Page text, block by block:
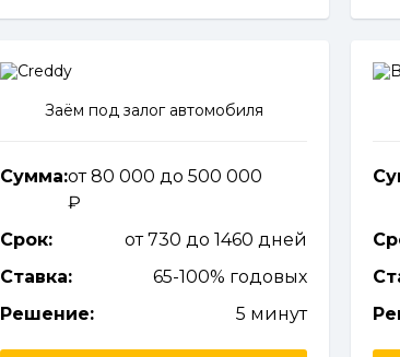
Заём под залог автомобиля
Сумма:от 80 000 до 500 000
Срок:
от 730 до 1460 дней
Ставка:
65-100% годовых
Решение:
5 минут